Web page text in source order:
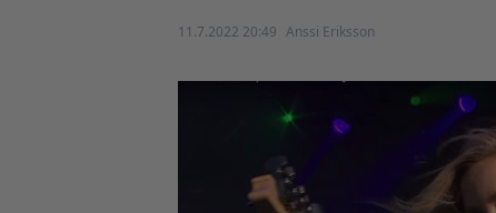
11.7.2022 20:49 Anssi Eriksson